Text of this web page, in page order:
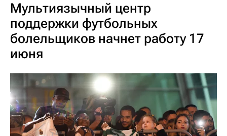
Мультиязычный центр
поддержки футбольных
болельщиков начнет работу 17
июня